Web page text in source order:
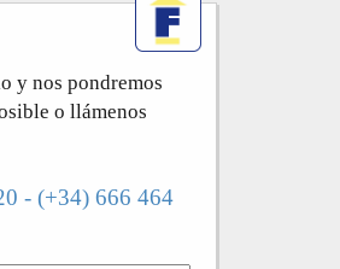
y nos pondremos
o llámenos
- (+34) 666 464